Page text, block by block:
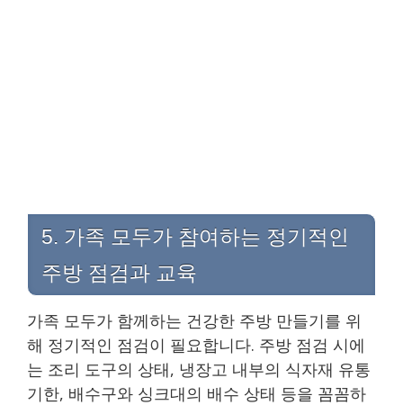
5. 가족 모두가 참여하는 정기적인
주방 점검과 교육
가족 모두가 함께하는 건강한 주방 만들기를 위
해 정기적인 점검이 필요합니다. 주방 점검 시에
는 조리 도구의 상태, 냉장고 내부의 식자재 유통
기한, 배수구와 싱크대의 배수 상태 등을 꼼꼼하